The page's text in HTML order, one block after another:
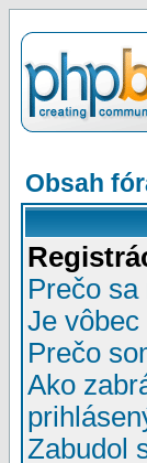
Obsah
Prečo
Je
Prečo
Ako
Zabudol